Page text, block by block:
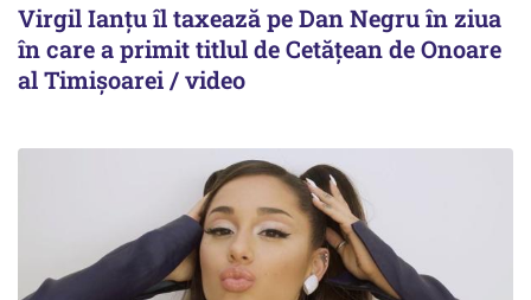
Virgil Ianțu îl taxează pe Dan Negru în ziua
în care a primit titlul de Cetățean de Onoare
al Timișoarei / video